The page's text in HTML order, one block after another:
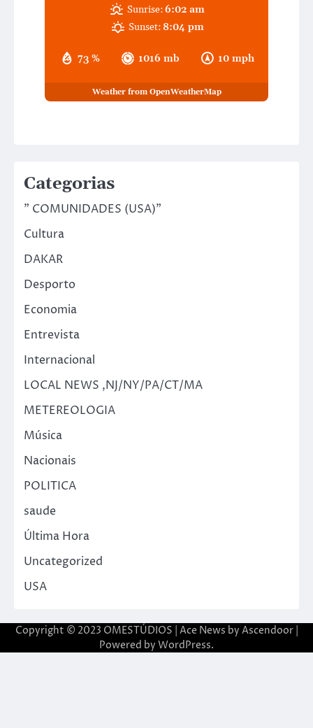
73 % 1016 mb 10 mph
Sunrise:6:02 am
Sunset:8:04 pm
Weather from OpenWeatherMap
Categorias
" COMUNIDADES (USA)"
Cultura
DAKAR
Desporto
Economia
Entrevista
Internacional
LOCAL NEWS ,NJ/NY/PA/CT/MA
METEREOLOGIA
Música
Nacionais
POLITICA
saude
Última Hora
Uncategorized
USA
Copyright © 2023 OMESTÚDIOS | Ace News by Ascendoor|
Powered by WordPress.